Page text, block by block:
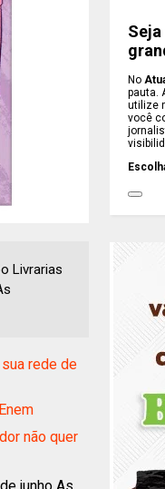
Livrarias
rede de
não quer
No
pauta.
utilize
você